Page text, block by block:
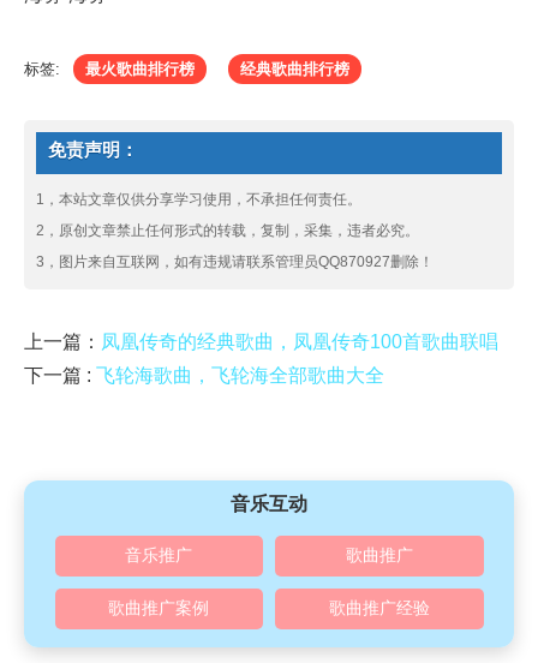
标签: 最火歌曲排行榜 经典歌曲排行榜
免责声明：
1，本站文章仅供分享学习使用，不承担任何责任。
2，原创文章禁止任何形式的转载，复制，采集，违者必究。
3，图片来自互联网，如有违规请联系管理员QQ870927删除！
上一篇： 凤凰传奇的经典歌曲，凤凰传奇100首歌曲联唱
下一篇 : 飞轮海歌曲，飞轮海全部歌曲大全
音乐互动
音乐推广 歌曲推广
歌曲推广案例 歌曲推广经验